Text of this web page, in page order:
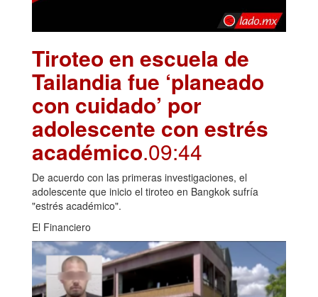
Tiroteo en escuela de
Tailandia fue ‘planeado
con cuidado’ por
adolescente con estrés
académico.09:44
De acuerdo con las primeras investigaciones, el
adolescente que inicio el tiroteo en Bangkok sufría
"estrés académico".
El Financiero